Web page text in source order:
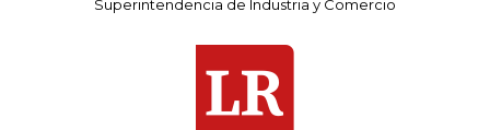
Superintendencia de Industria y Comercio